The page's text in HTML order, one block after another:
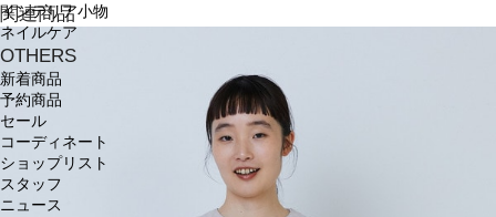
インテリア小物
ネイルケア
OTHERS
新着商品
予約商品
セール
コーディネート
ショップリスト
スタッフ
ニュース
関連商品